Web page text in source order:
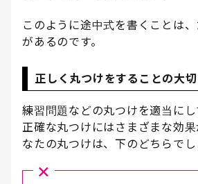
このように途中式を書くことは
があるのです。
正しく丸つけをすることの大
練習問題などの丸つけを適当に
正確な丸つけにはさまざまな効
なたの丸つけは、下のどちらでし
×